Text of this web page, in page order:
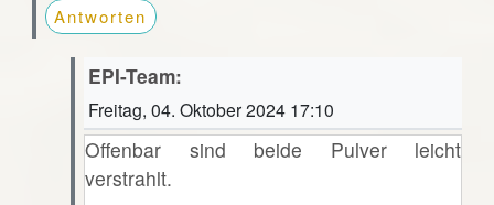
Antworten
EPI-Team:
Freitag, 04. Oktober 2024 17:10
Offenbar sind beide Pulver leicht
verstrahlt.